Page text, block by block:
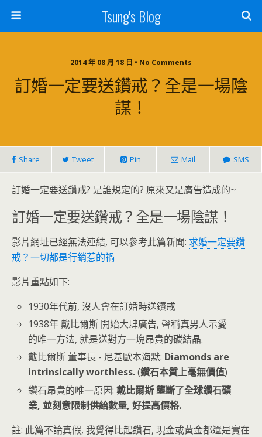
Tsung's Blog
2014 年 08 月 18 日 • No Comments
訂婚一定要送鑽戒？全是一場陰
謀！
Share Tweet Pin Mail SMS
訂婚一定要送鑽戒? 是誰規定的? 原來又是廣告造成的~
訂婚一定要送鑽戒？全是一場陰謀！
影片網址已經無法連結, 可以參考此篇新聞: 求婚一定要鑽
戒？一切都是行銷惹的禍
影片重點如下:
1930年代前, 沒人會在訂婚時送鑽戒
1938年 戴比爾斯 開始大肆廣告, 聲稱真男人示愛
的唯一方法, 就是送對方一塊昂貴的碳結晶.
戴比爾斯 董事長 - 尼基歐本海默: Diamonds are
intrinsically worthless.(鑽石本質上毫無價值)
鑽石昂貴的唯一原因:戴比爾斯 壟斷了全球鑽石礦
業, 並刻意限制供給數量, 好提高價格.
註: 此篇不論真假, 我覺得比起鑽石, 現金或黃金都還是實在